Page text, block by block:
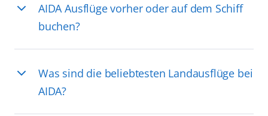
AIDA Ausflüge vorher oder auf dem Schiff
buchen?
Was sind die beliebtesten Landausflüge bei
AIDA?